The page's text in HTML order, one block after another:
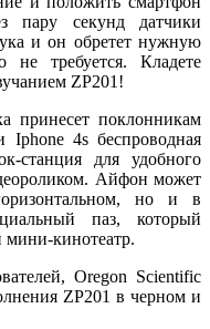
пару секунд датчики
и он обретет нужную
не требуется. Кладете
ZP201!
принесет поклонникам
4s беспроводная
станция для удобного
Айфон может
но и в
паз, который
кинотеатр.
Oregon Scientific
ZP201 в черном и